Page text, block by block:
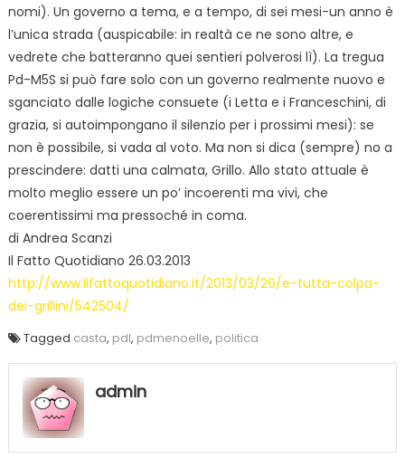
nomi). Un governo a tema, e a tempo, di sei mesi-un anno è
l’unica strada (auspicabile: in realtà ce ne sono altre, e
vedrete che batteranno quei sentieri polverosi lì). La tregua
Pd-M5S si può fare solo con un governo realmente nuovo e
sganciato dalle logiche consuete (i Letta e i Franceschini, di
grazia, si autoimpongano il silenzio per i prossimi mesi): se
non è possibile, si vada al voto. Ma non si dica (sempre) no a
prescindere: datti una calmata, Grillo. Allo stato attuale è
molto meglio essere un po’ incoerenti ma vivi, che
coerentissimi ma pressoché in coma.
di Andrea Scanzi
Il Fatto Quotidiano 26.03.2013
http://www.ilfattoquotidiano.it/2013/03/26/e-tutta-colpa-
dei-grillini/542504/
Tagged casta, pdl, pdmenoelle, politica
admin